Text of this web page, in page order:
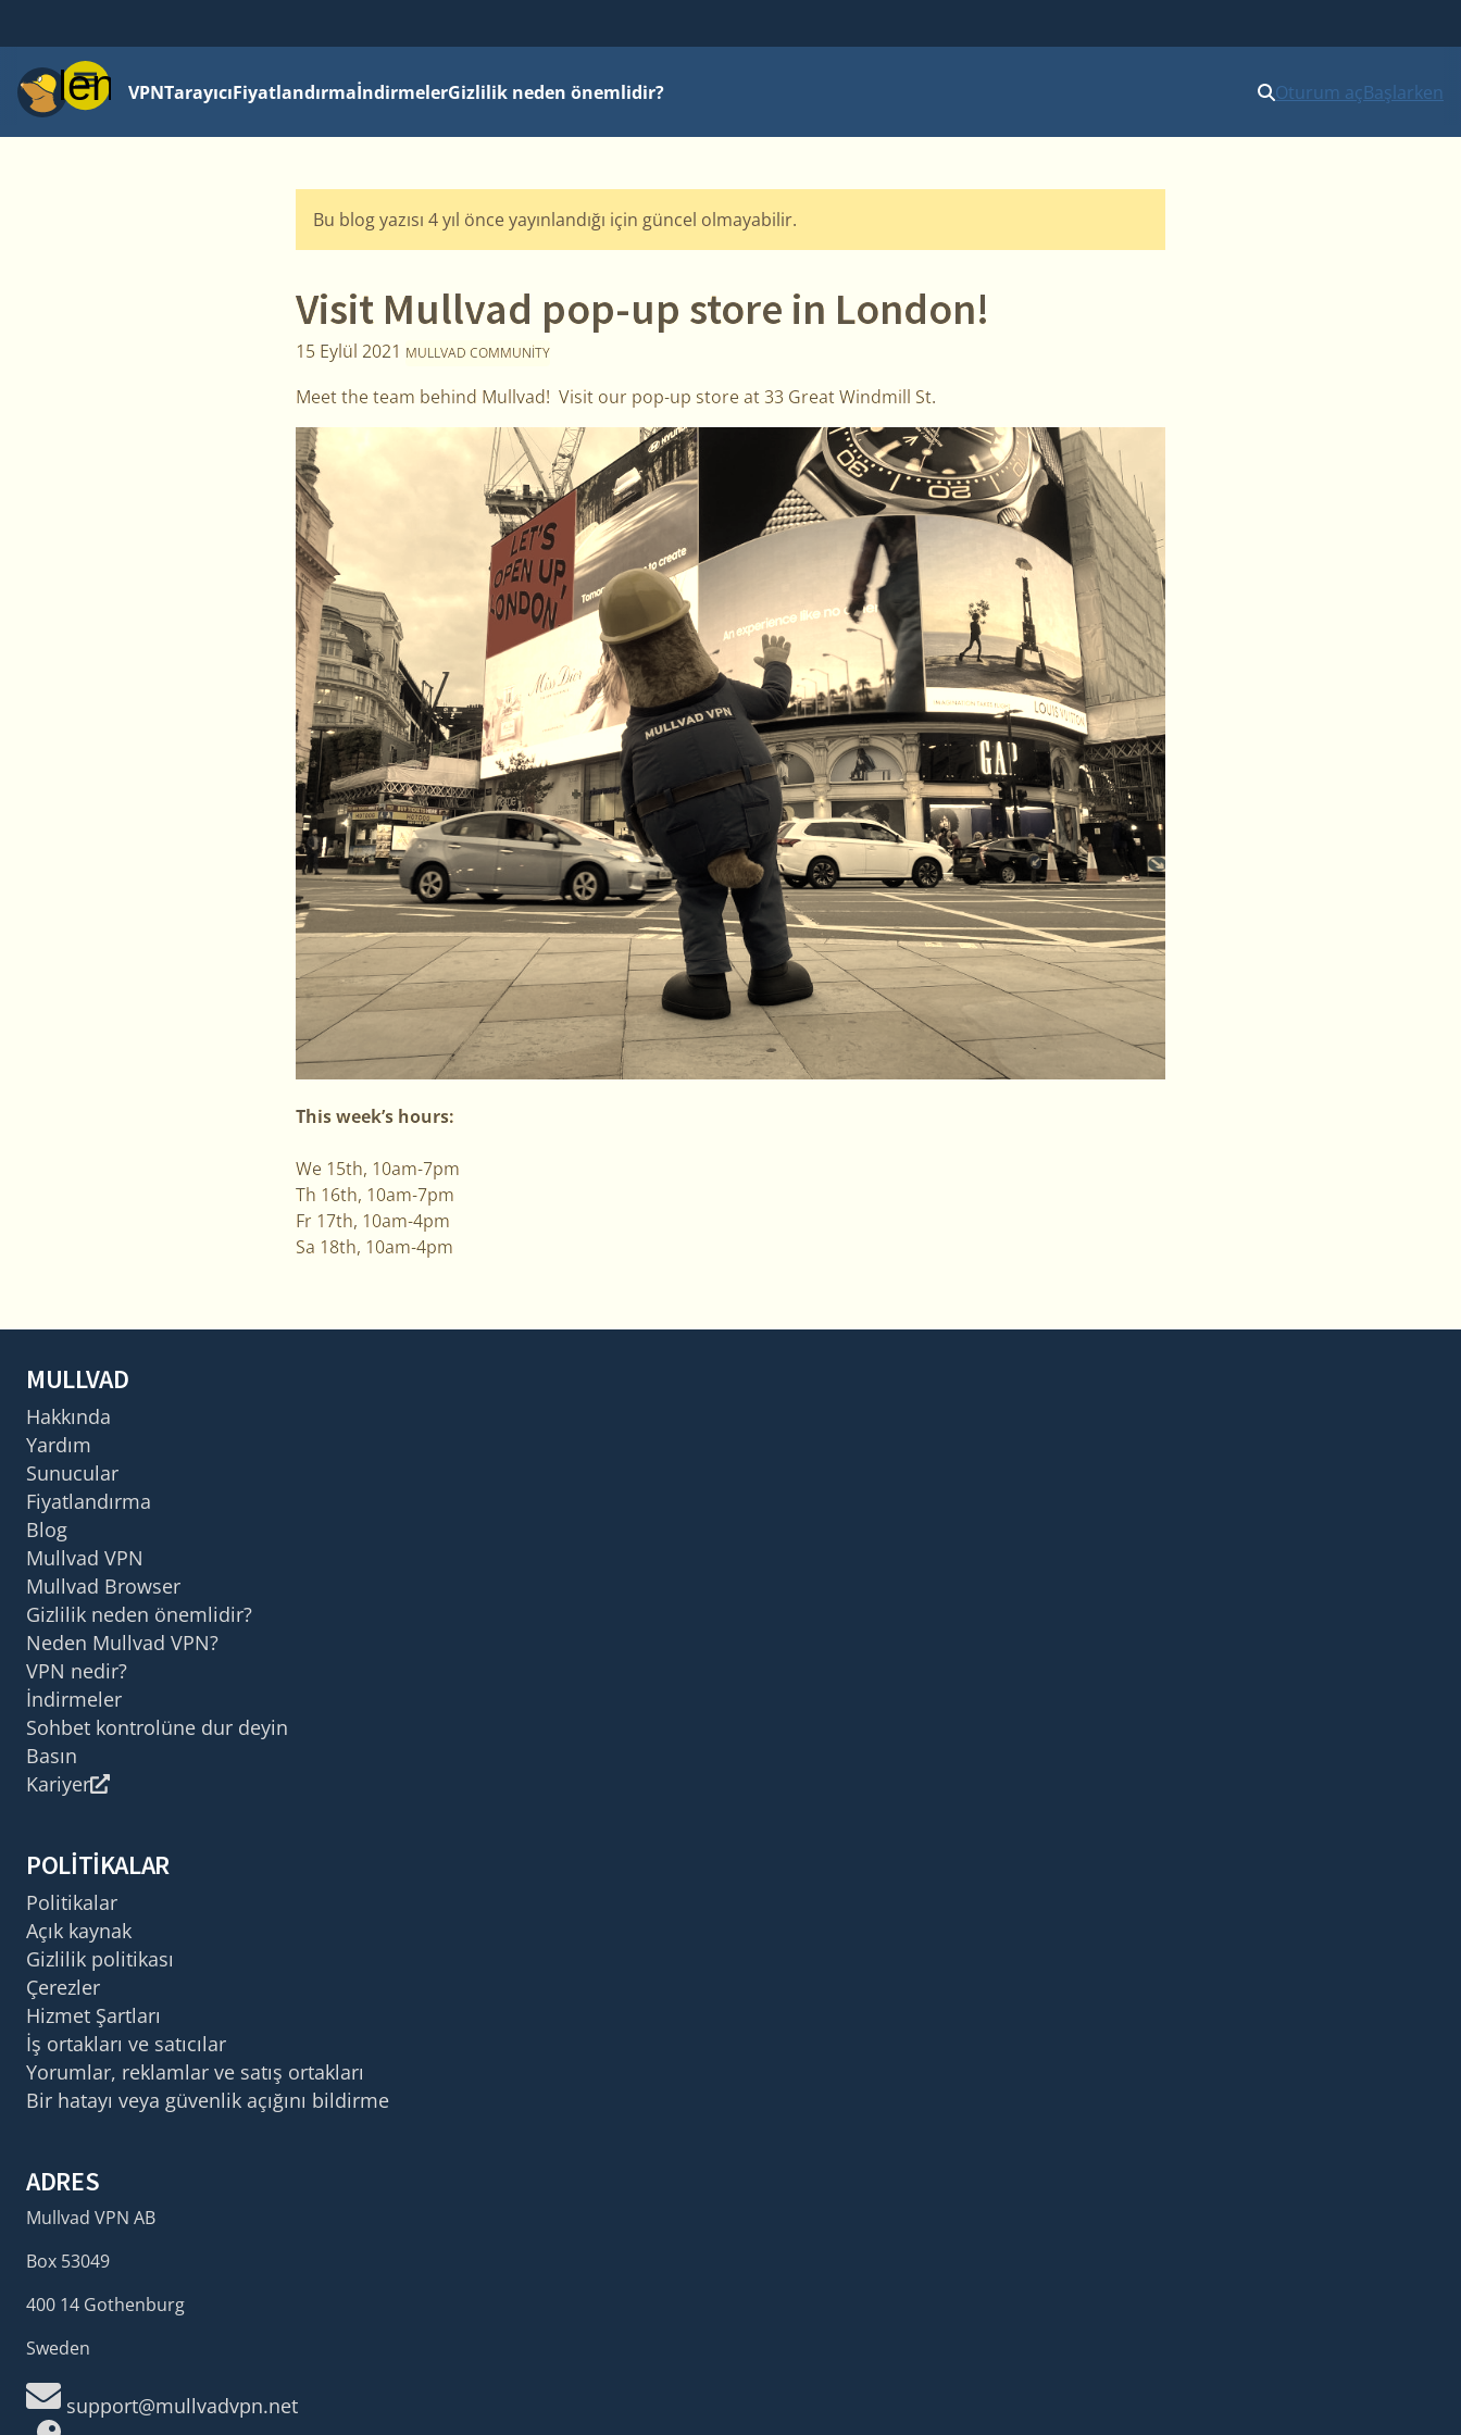
MenüVPNTarayıcıFiyatlandırmaİndirmelerGizlilik neden önemlidir? Oturum açBaşlarken
Bu blog yazısı 4 yıl önce yayınlandığı için güncel olmayabilir.
Visit Mullvad pop-up store in London!
15 Eylül 2021 MULLVAD COMMUNITY
Meet the team behind Mullvad! Visit our pop-up store at 33 Great Windmill St.
This week’s hours:
We 15th, 10am-7pm
Th 16th, 10am-7pm
Fr 17th, 10am-4pm
Sa 18th, 10am-4pm
MULLVAD
Hakkında
Yardım
Sunucular
Fiyatlandırma
Blog
Mullvad VPN
Mullvad Browser
Gizlilik neden önemlidir?
Neden Mullvad VPN?
VPN nedir?
İndirmeler
Sohbet kontrolüne dur deyin
Basın
Kariyer
POLITIKALAR
Politikalar
Açık kaynak
Gizlilik politikası
Çerezler
Hizmet Şartları
İş ortakları ve satıcılar
Yorumlar, reklamlar ve satış ortakları
Bir hatayı veya güvenlik açığını bildirme
ADRES
Mullvad VPN AB
Box 53049
400 14 Gothenburg
Sweden
support@mullvadvpn.net